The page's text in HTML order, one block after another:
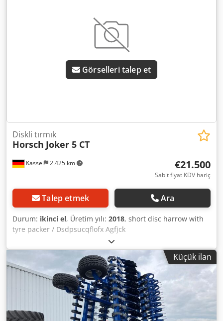
Görselleri talep et
Kassel 2.425 km
Diskli tırmık
Horsch Joker 5 CT
€21.500
Sabit fiyat KDV hariç
Talep etmek Ara
Durum: ikinci el, Üretim yılı: 2018, short disc harrow with
tyre packer / Dsdpsucqflofx Agfjck
Küçük ilan